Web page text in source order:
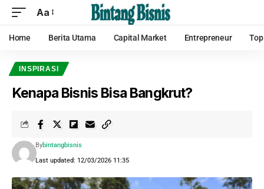
Aa
Home Berita Utama Capital Market Entrepreneur
INSPIRASI
Kenapa Bisnis Bisa Bangkrut?
Last updated: 12/03/2026 11:35
Bybintangbisnis